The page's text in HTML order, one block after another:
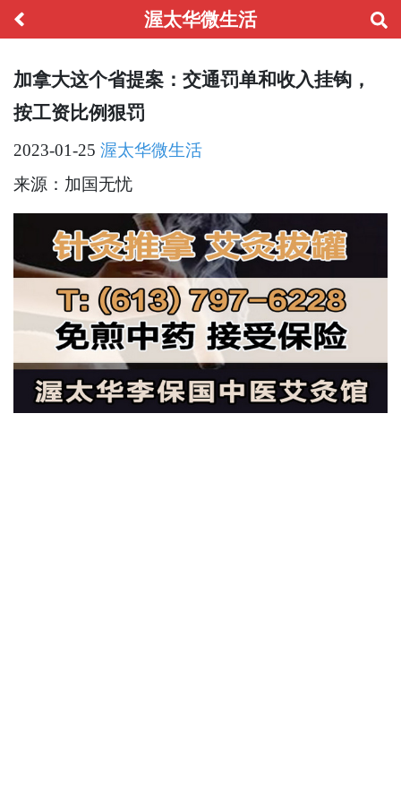
渥太华微生活
加拿大这个省提案：交通罚单和收入挂钩，
按工资比例狠罚
2023-01-25 渥太华微生活
来源：加国无忧